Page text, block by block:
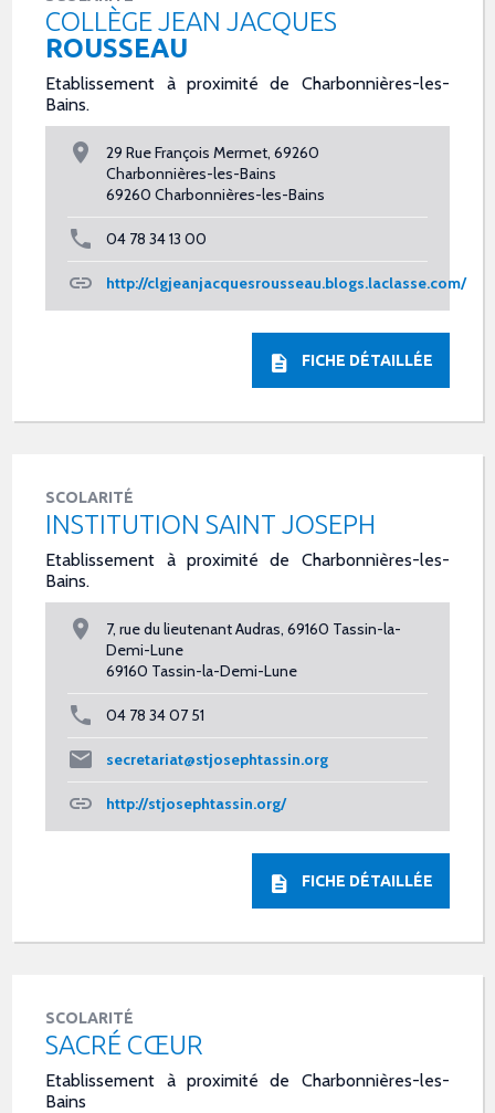
COLLÈGE JEAN JACQUES
ROUSSEAU
Etablissement à proximité de Charbonnières-les-
Bains.
29 Rue François Mermet, 69260
Charbonnières-les-Bains
69260 Charbonnières-les-Bains
04 78 34 13 00
http://clgjeanjacquesrousseau.blogs.laclasse.com/
FICHE DÉTAILLÉE
SCOLARITÉ
INSTITUTION SAINT JOSEPH
Etablissement à proximité de Charbonnières-les-
Bains.
7, rue du lieutenant Audras, 69160 Tassin-la-
Demi-Lune
69160 Tassin-la-Demi-Lune
04 78 34 07 51
secretariat@stjosephtassin.org
http://stjosephtassin.org/
FICHE DÉTAILLÉE
SCOLARITÉ
SACRÉ CŒUR
Etablissement à proximité de Charbonnières-les-
Bains